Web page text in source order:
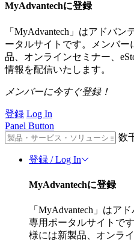
MyAdvantechに登録
「MyAdvantech」はアドバ
ータルサイトです。メンバ
品、オンラインセミナー、
情報を配信いたします。
メンバーに今すぐ登録！
登録 Log In
Panel Button
数
登録 / Log In
MyAdvantechに登録
「MyAdvantech」はア
専用ポータルサイトで
様には新製品、オンラ